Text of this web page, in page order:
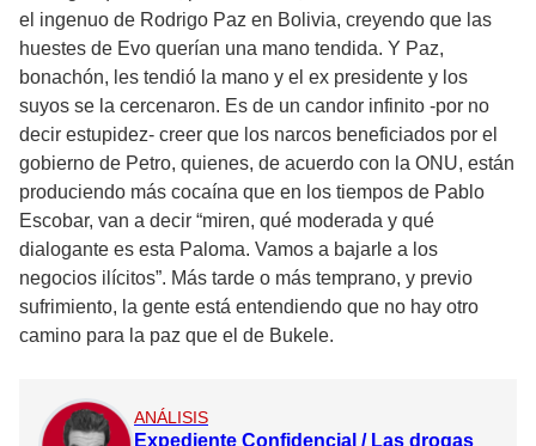
el ingenuo de Rodrigo Paz en Bolivia, creyendo que las
huestes de Evo querían una mano tendida. Y Paz,
bonachón, les tendió la mano y el ex presidente y los
suyos se la cercenaron. Es de un candor infinito -por no
decir estupidez- creer que los narcos beneficiados por el
gobierno de Petro, quienes, de acuerdo con la ONU, están
produciendo más cocaína que en los tiempos de Pablo
Escobar, van a decir “miren, qué moderada y qué
dialogante es esta Paloma. Vamos a bajarle a los
negocios ilícitos”. Más tarde o más temprano, y previo
sufrimiento, la gente está entendiendo que no hay otro
camino para la paz que el de Bukele.
ANÁLISIS
Expediente Confidencial / Las drogas